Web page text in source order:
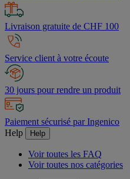
Livraison gratuite de CHF 100
Service client à votre écoute
30 jours pour rendre un produit
Paiement sécurisé par Ingenico
Help
Help
Voir toutes les FAQ
Voir toutes nos catégories